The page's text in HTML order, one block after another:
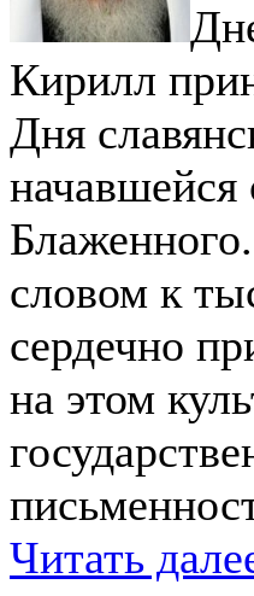
Кирилл
Дня
начавшейся
словом к
сердечно
на этом
Читать